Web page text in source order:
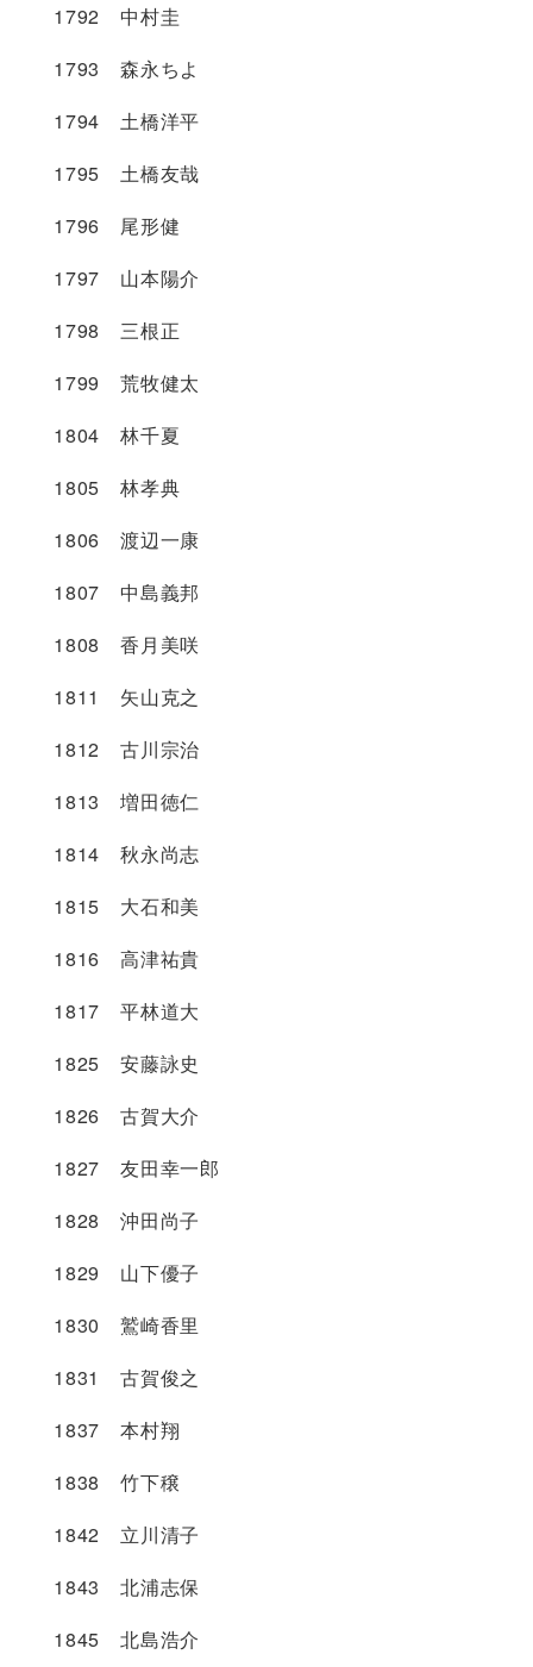
1792 中村圭
1793 森永ちよ
1794 土橋洋平
1795 土橋友哉
1796 尾形健
1797 山本陽介
1798 三根正
1799 荒牧健太
1804 林千夏
1805 林孝典
1806 渡辺一康
1807 中島義邦
1808 香月美咲
1811 矢山克之
1812 古川宗治
1813 増田徳仁
1814 秋永尚志
1815 大石和美
1816 高津祐貴
1817 平林道大
1825 安藤詠史
1826 古賀大介
1827 友田幸一郎
1828 沖田尚子
1829 山下優子
1830 鷲崎香里
1831 古賀俊之
1837 本村翔
1838 竹下穣
1842 立川清子
1843 北浦志保
1845 北島浩介